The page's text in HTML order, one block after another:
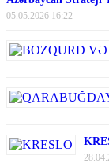
05.05.2026 16:22